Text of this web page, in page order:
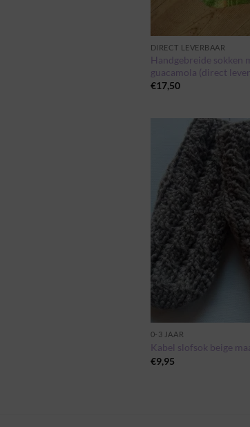
DIRECT LEVERBAAR
Handgebreide sokken
guacamola (direct
€17,50
0-3 JAAR
Kabel slofsok beige
€9,95